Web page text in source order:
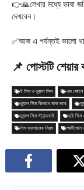
👉🙏লেখার মধ্যে ভাষা
দেখবেন।
✅আজ এ পর্যন্তই ভালো
📌 পোস্টটি
ই সিম ও ডুয়াল সিম এক ফোনে
ডুয়াল সিম কিভাবে কাজ করে
ডুয়াল সিম স্ট্যান্ডবাই দুই সিম
সিম ব্যবহারের নিয়ম